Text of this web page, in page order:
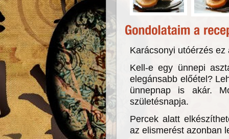
Karácsonyi utóérzés ez
Kell-e egy ünnepi
elegánsabb előétel?
ünnepnap is akár.
születésnapja.
Percek alatt
az elismerést azonban